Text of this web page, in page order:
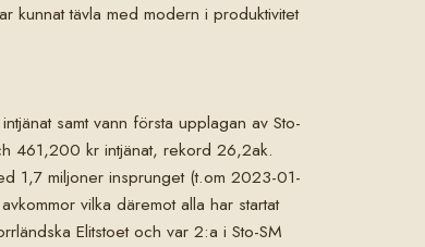
kunnat tävla med modern i produktivitet
samt vann första upplagan av Sto-
461,200 kr intjänat, rekord 26,2ak.
1,7 miljoner insprunget (t.om 2023-01-
vilka däremot alla har startat
Elitstoet och var 2:a i Sto-SM